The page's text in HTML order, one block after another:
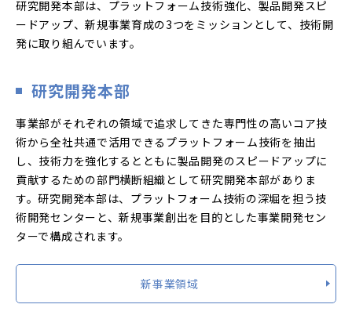
研究開発本部は、プラットフォーム技術強化、製品開発スピ
ードアップ、新規事業育成の3つをミッションとして、技術開
発に取り組んでいます。
研究開発本部
事業部がそれぞれの領域で追求してきた専門性の高いコア技
術から全社共通で活用できるプラットフォーム技術を抽出
し、技術力を強化するとともに製品開発のスピードアップに
貢献するための部門横断組織として研究開発本部がありま
す。研究開発本部は、プラットフォーム技術の深堀を担う技
術開発センターと、新規事業創出を目的とした事業開発セン
ターで構成されます。
新事業領域